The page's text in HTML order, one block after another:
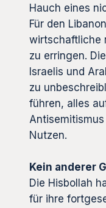
Hauch eines
Für den
wirtschaftliche
zu erringen.
Israelis und
zu
führen, alles
Nutzen.
Kein anderer
Die Hisbollah
für ihre